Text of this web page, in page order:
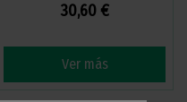
30,60 €
Ver más